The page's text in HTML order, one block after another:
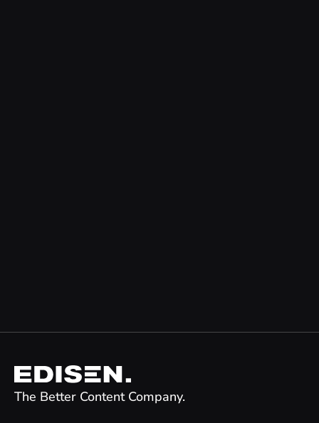
The Better Content Company.